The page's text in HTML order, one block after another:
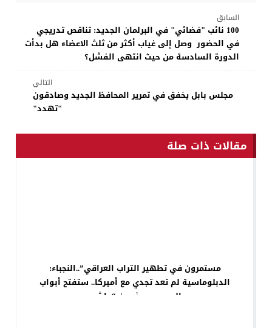
السابق
100 نائب "فضائي" في البرلمان الجديد: تناقص تدريجي
في الحضور وصل إلى غياب أكثر من ثلث الاعضاء هل بدأت
الدورة السادسة من حيث انتهى الفشل؟
التالي
مجلس بابل يخفق في تمرير المحافظ الجديد وصادقون
"تهدد"
مقالات ذات صلة
مستمرون في تطهير التراب العراقي”..النجباء:
الدبلوماسية لم تعد تجدي مع أميركا.. ستفتح أبواب
الجحيم ويحذر من “واشي